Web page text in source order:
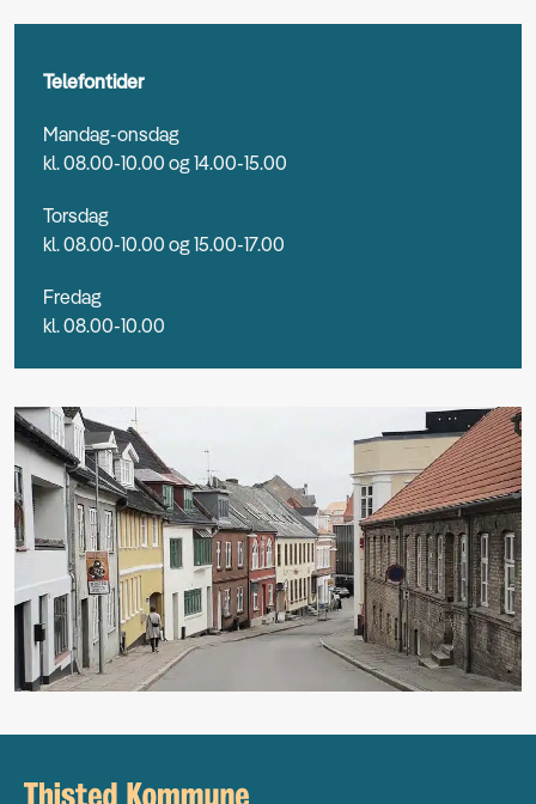
Telefontider
Mandag-onsdag
kl. 08.00-10.00 og 14.00-15.00
Torsdag
kl. 08.00-10.00 og 15.00-17.00
Fredag
kl. 08.00-10.00